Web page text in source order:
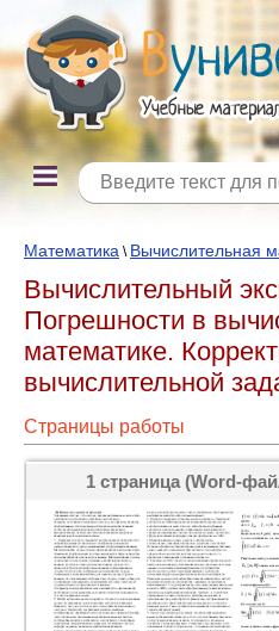
Математика \ Вычислительная
Вычислительный
Погрешности в
математике.
вычислительной
Страницы работы
1 страница (Word-